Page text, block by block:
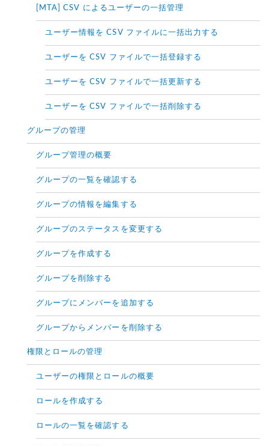
[MTA] CSV によるユーザーの一括管理
ユーザー情報を CSV ファイルに一括出力する
ユーザーを CSV ファイルで一括登録する
ユーザーを CSV ファイルで一括更新する
ユーザーを CSV ファイルで一括削除する
グループの管理
グループ管理の概要
グループの一覧を確認する
グループの情報を編集する
グループのステータスを変更する
グループを作成する
グループを削除する
グループにメンバーを追加する
グループからメンバーを削除する
権限とロールの管理
ユーザーの権限とロールの概要
ロールを作成する
ロールの一覧を確認する